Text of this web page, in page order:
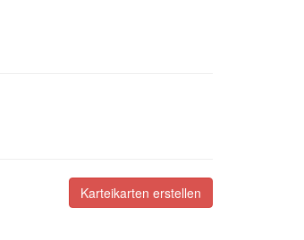
Karteikarten erstellen